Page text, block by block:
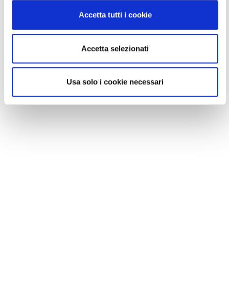
Accetta tutti i cookie
Accetta selezionati
Usa solo i cookie necessari